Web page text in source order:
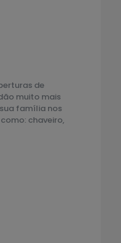
de
muito mais
família nos
chaveiro,